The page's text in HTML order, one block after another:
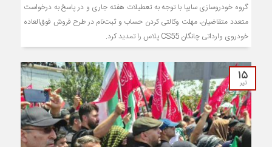
گروه خودروسازی سایپا با توجه به تعطیلات هفته جاری و در پاسخ به درخواست
متعدد متقاضیان، مهلت وکالتی کردن حساب و ثبت‌نام در طرح فروش فوق‌العاده
خودروی وارداتی چانگان CS55 پلاس را تمدید کرد.
۱۵
تیر